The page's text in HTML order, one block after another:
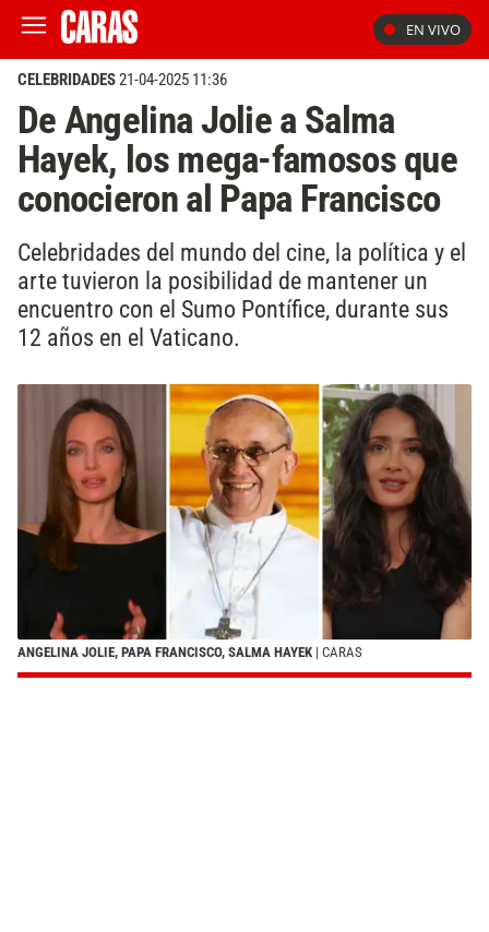
EN VIVO
CELEBRIDADES21-04-2025 11:36
De Angelina Jolie a Salma
Hayek, los mega-famosos que
conocieron al Papa Francisco
Celebridades del mundo del cine, la política y el
arte tuvieron la posibilidad de mantener un
encuentro con el Sumo Pontífice, durante sus
12 años en el Vaticano.
ANGELINA JOLIE, PAPA FRANCISCO, SALMA HAYEK | CARAS